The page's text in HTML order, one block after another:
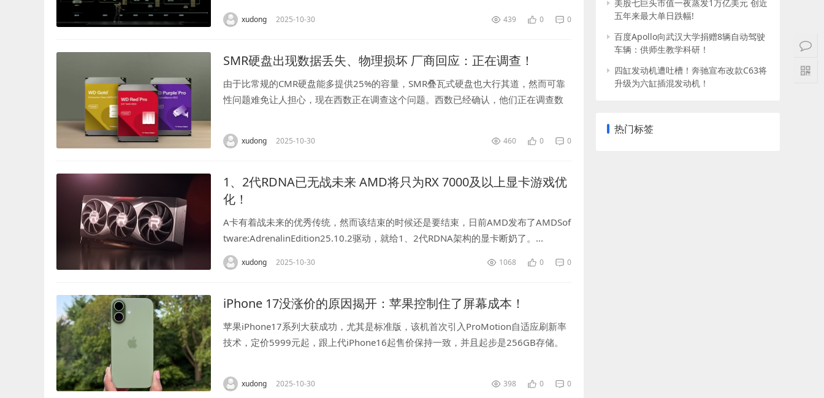
xudong 2025-10-30 439 0 0
SMR硬盘出现数据丢失、物理损坏 厂商回应：正在调查！
由于比常规的CMR硬盘能多提供25%的容量，SMR叠瓦式硬盘也大行其道，然而可靠
性问题难免让人担心，现在西数正在调查这个问题。西数已经确认，他们正在调查数
B红...
xudong 2025-10-30 460 0 0
1、2代RDNA已无战未来 AMD将只为RX 7000及以上显卡游戏优
化！
A卡有着战未来的优秀传统，然而该结束的时候还是要结束，日前AMD发布了AMDSof
tware:AdrenalinEdition25.10.2驱动，就给1、2代RDNA架构的显卡断奶了。...
xudong 2025-10-30 1068 0 0
iPhone 17没涨价的原因揭开：苹果控制住了屏幕成本！
苹果iPhone17系列大获成功，尤其是标准版，该机首次引入ProMotion自适应刷新率
技术，定价5999元起，跟上代iPhone16起售价保持一致，并且起步是256GB存储。
xudong 2025-10-30 398 0 0
美股七巨头市值一夜蒸发1万亿美元 创近
五年来最大单日跌幅!
百度Apollo向武汉大学捐赠8辆自动驾驶
车辆：供师生教学科研！
四缸发动机遭吐槽！奔驰宣布改款C63将
升级为六缸插混发动机！
热门标签